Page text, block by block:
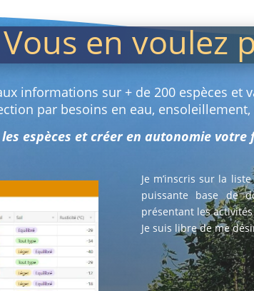
Vous en voulez
informations sur + de 200 espèces et
par besoins en eau,
espèces et créer en autonomie votre
Je m’inscris sur la
puissante base de
présentant les
Je suis libre de me